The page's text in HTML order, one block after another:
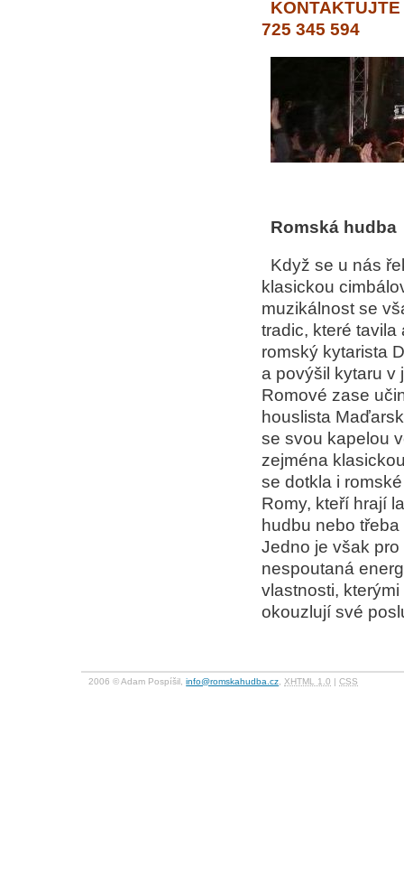
725 345 594
Romská hudba
Když se u nás
klasickou
muzikálnost se
tradic, které
romský kytarista
a povýšil kytaru v
Romové zase
houslista
se svou kapelou
zejména
se dotkla i
Romy, kteří hrají
hudbu nebo
Jedno je však
nespoutaná
vlastnosti,
okouzlují své
2006 © Adam Pospíšil,info@romskahudba.cz XHTML 1.0 |CSS